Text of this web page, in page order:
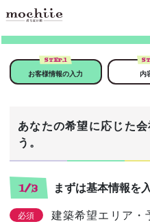
STEP.1
お客様情報の入力 内
あなたの希望に応じた
う。
1/3 まずは基本情報を
必須 建築希望エリア・